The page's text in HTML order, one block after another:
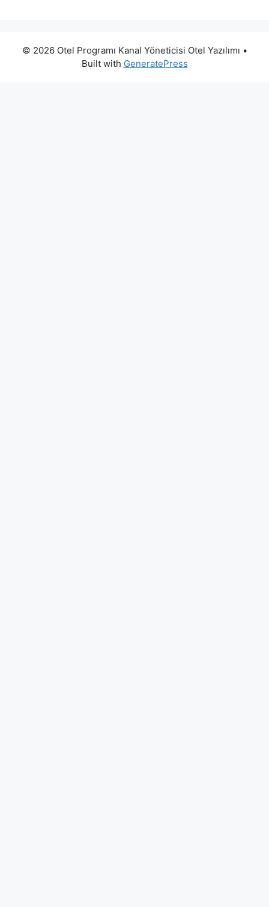
© 2026 Otel Programı Kanal Yöneticisi Otel Yazılımı •
Built with GeneratePress